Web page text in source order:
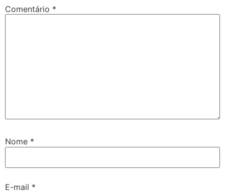
Comentário *
Nome *
E-mail *